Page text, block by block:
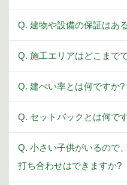
Q. 建物や設備の保証はあ
Q. 施工エリアはどこまで
Q. 建ぺい率とは何ですか?
Q. セットバックとは何で
Q. 小さい子供がいるので
打ち合わせはできますか?